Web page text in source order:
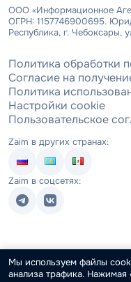
ООО «Информационное
ОГРН: 1157746900695.
Республика, г. Чебоксары,
Политика обработки
Согласие на
Политика
Настройки cookie
Пользовательское
Zaim в других странах:
Zaim в соцсетях:
Мы используем файлы
анализа трафика. Нажимая